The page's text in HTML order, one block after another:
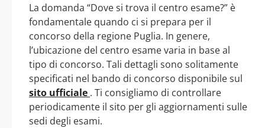
La domanda “Dove si trova il centro esame?” è
fondamentale quando ci si prepara per il
concorso della regione Puglia. In genere,
l’ubicazione del centro esame varia in base al
tipo di concorso. Tali dettagli sono solitamente
specificati nel bando di concorso disponibile sul
sito ufficiale . Ti consigliamo di controllare
periodicamente il sito per gli aggiornamenti sulle
sedi degli esami.